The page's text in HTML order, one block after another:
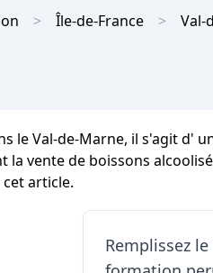
Île-de-France Val-
le Val-de-Marne, il s'agit d'
la vente de boissons
article.
Remplissez